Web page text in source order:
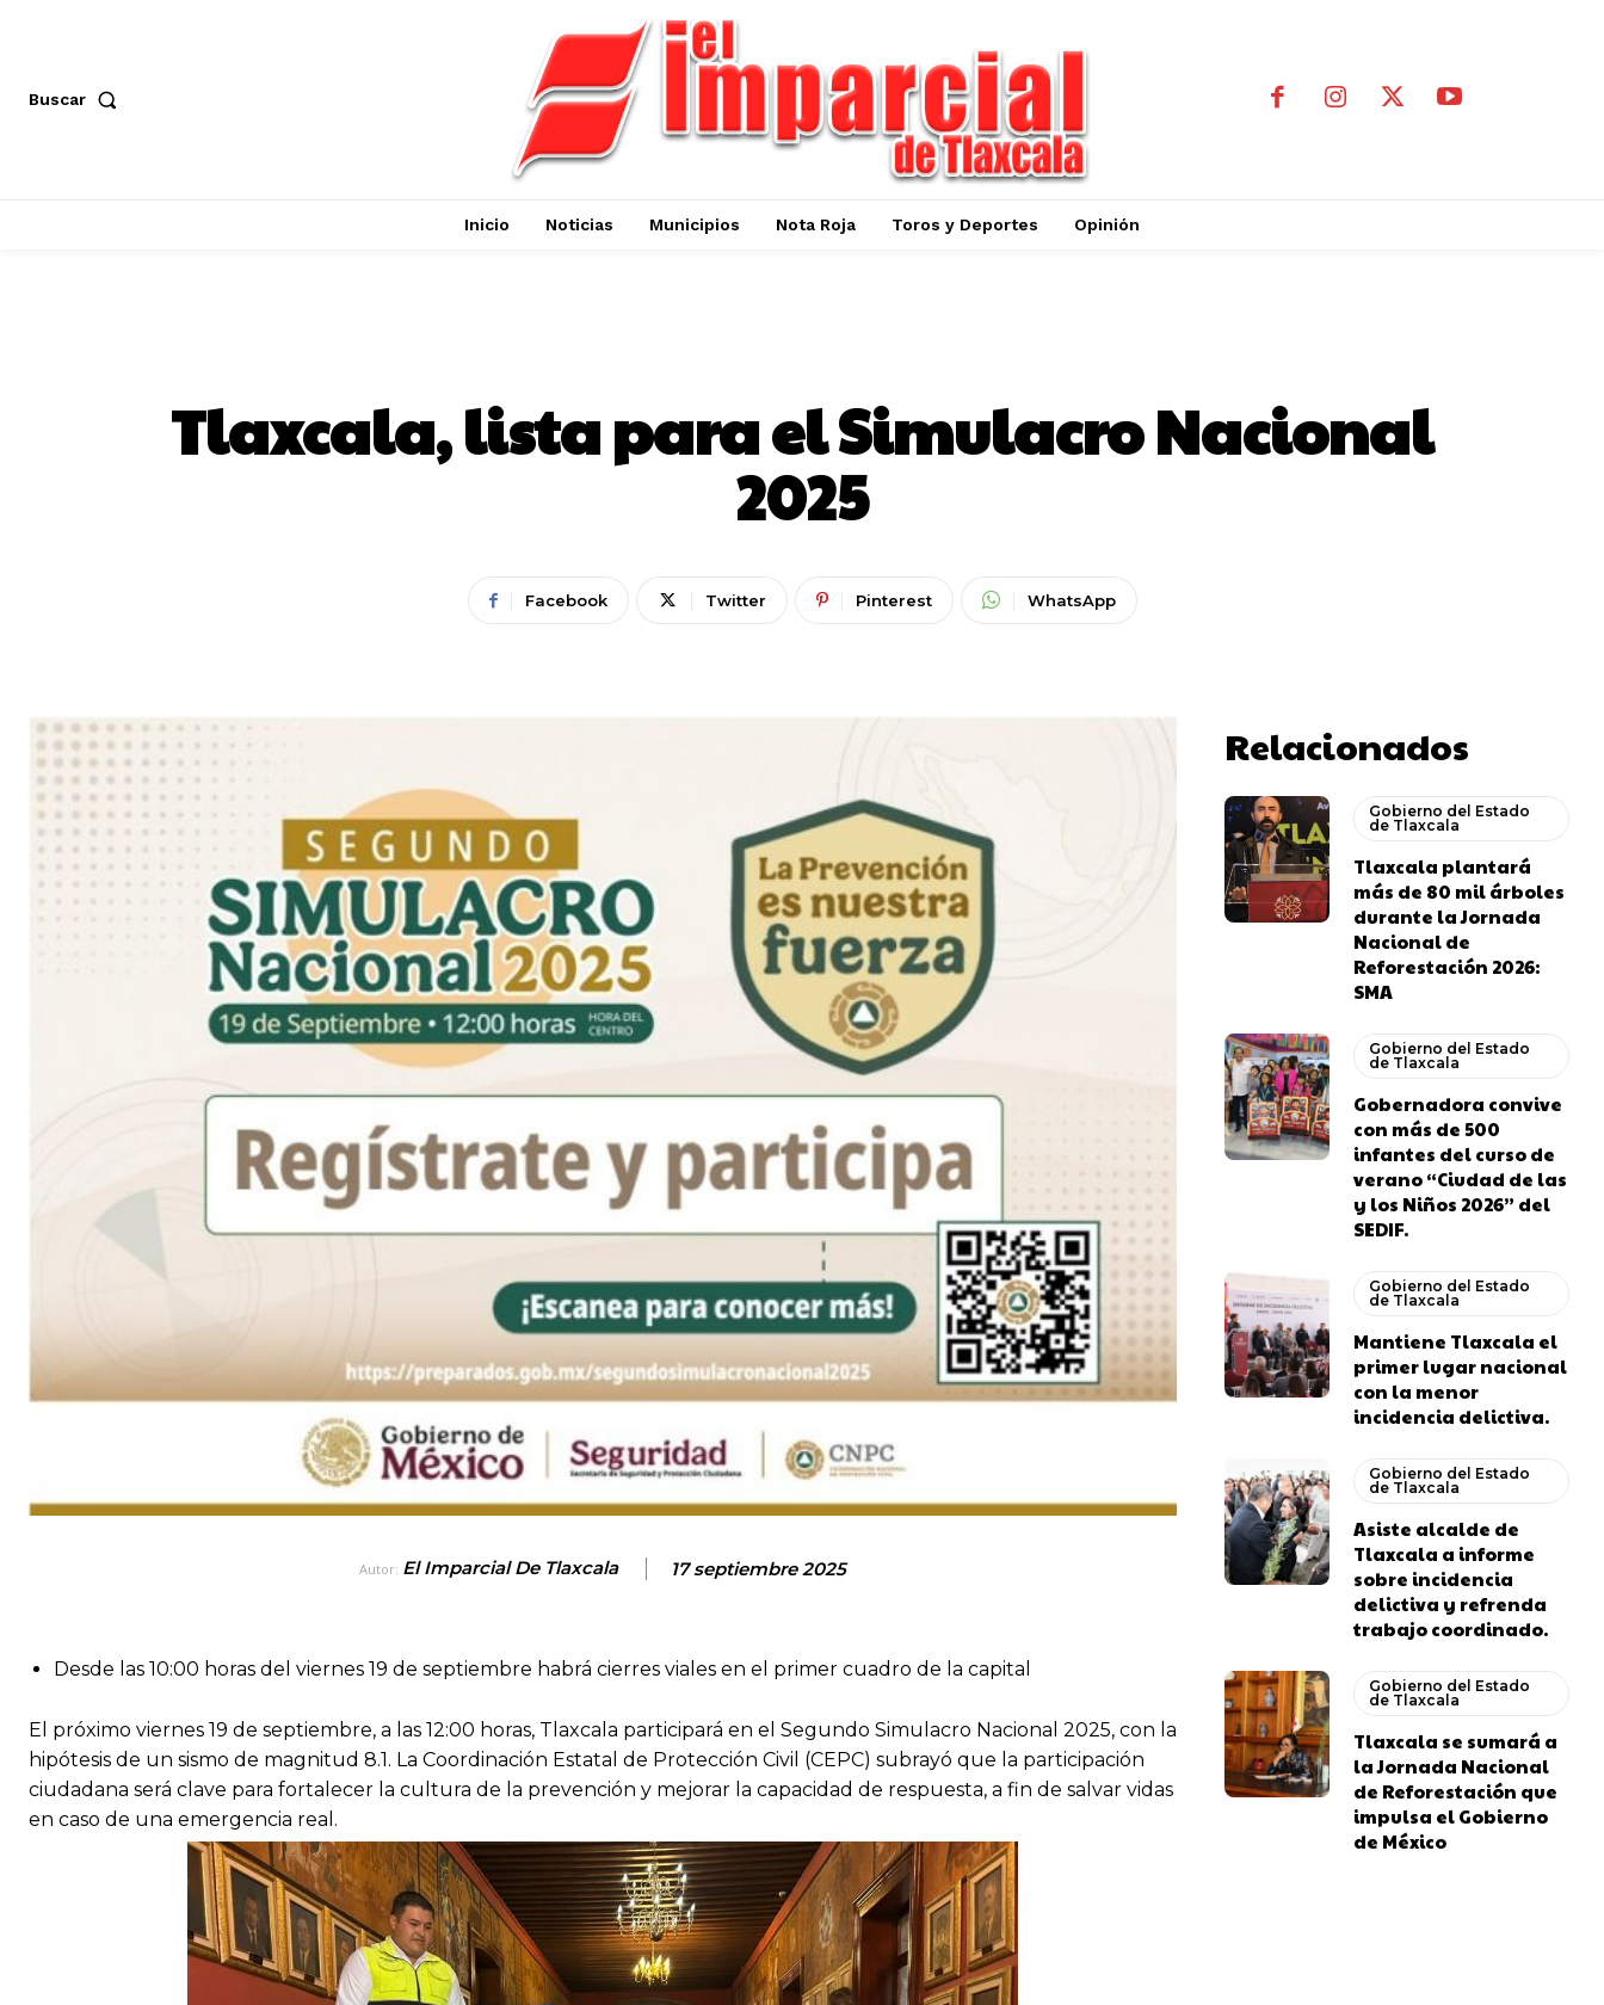
Buscar
Inicio Noticias Municipios Nota Roja Toros y Deportes Opinión
Tlaxcala, lista para el Simulacro Nacional
2025
Facebook Twitter Pinterest WhatsApp
Autor: El Imparcial De Tlaxcala 17 septiembre 2025
Desde las 10:00 horas del viernes 19 de septiembre habrá cierres viales en el primer cuadro de la capital
El próximo viernes 19 de septiembre, a las 12:00 horas, Tlaxcala participará en el Segundo Simulacro Nacional 2025, con la
hipótesis de un sismo de magnitud 8.1. La Coordinación Estatal de Protección Civil (CEPC) subrayó que la participación
ciudadana será clave para fortalecer la cultura de la prevención y mejorar la capacidad de respuesta, a fin de salvar vidas
en caso de una emergencia real.
Relacionados
Gobierno del Estado
de Tlaxcala
Tlaxcala plantará
más de 80 mil árboles
durante la Jornada
Nacional de
Reforestación 2026:
SMA
Gobierno del Estado
de Tlaxcala
Gobernadora convive
con más de 500
infantes del curso de
verano “Ciudad de las
y los Niños 2026” del
SEDIF.
Gobierno del Estado
de Tlaxcala
Mantiene Tlaxcala el
primer lugar nacional
con la menor
incidencia delictiva.
Gobierno del Estado
de Tlaxcala
Asiste alcalde de
Tlaxcala a informe
sobre incidencia
delictiva y refrenda
trabajo coordinado.
Gobierno del Estado
de Tlaxcala
Tlaxcala se sumará a
la Jornada Nacional
de Reforestación que
impulsa el Gobierno
de México